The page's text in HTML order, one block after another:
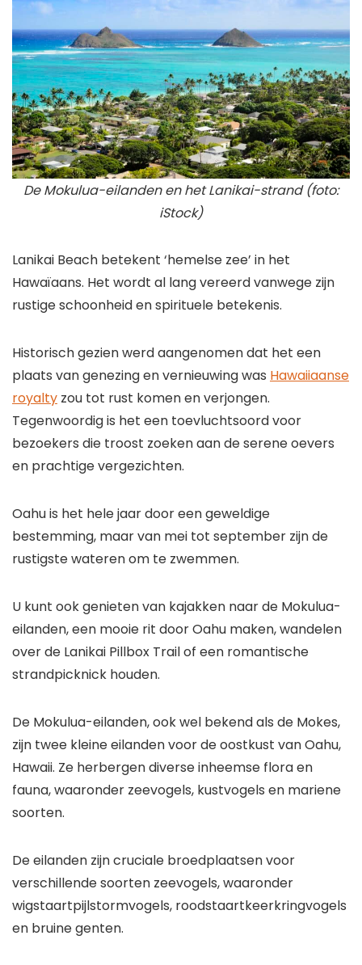
De Mokulua-eilanden en het Lanikai-strand (foto:
iStock)
Lanikai Beach betekent ‘hemelse zee’ in het
Hawaïaans. Het wordt al lang vereerd vanwege zijn
rustige schoonheid en spirituele betekenis.
Historisch gezien werd aangenomen dat het een
plaats van genezing en vernieuwing was Hawaiiaanse
royalty zou tot rust komen en verjongen.
Tegenwoordig is het een toevluchtsoord voor
bezoekers die troost zoeken aan de serene oevers
en prachtige vergezichten.
Oahu is het hele jaar door een geweldige
bestemming, maar van mei tot september zijn de
rustigste wateren om te zwemmen.
U kunt ook genieten van kajakken naar de Mokulua-
eilanden, een mooie rit door Oahu maken, wandelen
over de Lanikai Pillbox Trail of een romantische
strandpicknick houden.
De Mokulua-eilanden, ook wel bekend als de Mokes,
zijn twee kleine eilanden voor de oostkust van Oahu,
Hawaii. Ze herbergen diverse inheemse flora en
fauna, waaronder zeevogels, kustvogels en mariene
soorten.
De eilanden zijn cruciale broedplaatsen voor
verschillende soorten zeevogels, waaronder
wigstaartpijlstormvogels, roodstaartkeerkringvogels
en bruine genten.